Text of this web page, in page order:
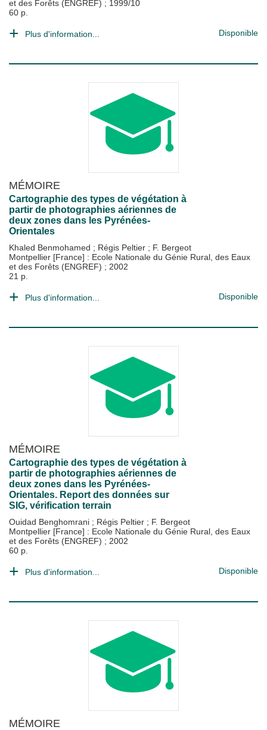
et des Forêts (ENGREF) ; 1999/10
60 p.
Plus d'information... Disponible
MÉMOIRE
Cartographie des types de végétation à
partir de photographies aériennes de
deux zones dans les Pyrénées-
Orientales
Khaled Benmohamed ; Régis Peltier ; F. Bergeot
Montpellier [France] : Ecole Nationale du Génie Rural, des Eaux
et des Forêts (ENGREF) ; 2002
21 p.
Plus d'information... Disponible
MÉMOIRE
Cartographie des types de végétation à
partir de photographies aériennes de
deux zones dans les Pyrénées-
Orientales. Report des données sur
SIG, vérification terrain
Ouidad Benghomrani ; Régis Peltier ; F. Bergeot
Montpellier [France] : Ecole Nationale du Génie Rural, des Eaux
et des Forêts (ENGREF) ; 2002
60 p.
Plus d'information... Disponible
MÉMOIRE